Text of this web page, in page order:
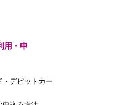
用・申
デビットカー